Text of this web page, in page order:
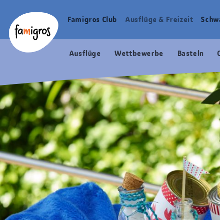
Navigation
Logo
Haupt
Famigros Club Ausflüge & Freizeit
Ausflüge Wettbewerbe Basteln